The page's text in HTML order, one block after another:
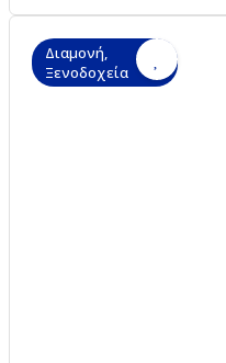
Διαμονή,
Ξενοδοχεία